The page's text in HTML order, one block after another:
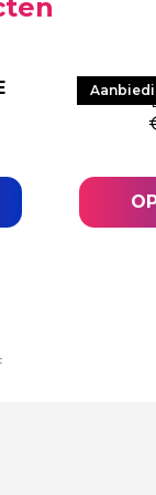
€1.014,67.
LED